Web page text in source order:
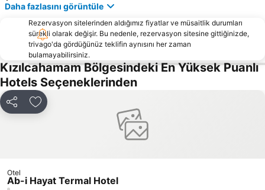
Daha fazlasını görüntüle
Rezervasyon sitelerinden aldığımız fiyatlar ve müsaitlik durumları
sürekli olarak değişir. Bu nedenle, rezervasyon sitesine gittiğinizde,
trivago'da gördüğünüz teklifin aynısını her zaman
bulamayabilirsiniz.
Kızılcahamam Bölgesindeki En Yüksek Puanlı
Hotels Seçeneklerinden
Paylaş Favorilerime ekle
Otel
Ab-i Hayat Termal Hotel